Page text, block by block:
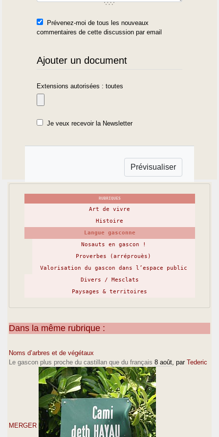
Prévenez-moi de tous les nouveaux
commentaires de cette discussion par email
Ajouter un document
Extensions autorisées : toutes
Je veux recevoir la Newsletter
RUBRIQUES
Art de vivre
Histoire
Langue gasconne
Nosauts en gascon !
Proverbes (arréprouès)
Valorisation du gascon dans l’espace public
Divers / Mesclats
Paysages & territoires
Dans la même rubrique :
Noms d’arbres et de végétaux
Le gascon plus proche du castillan que du français 8 août , par Tederic
MERGER